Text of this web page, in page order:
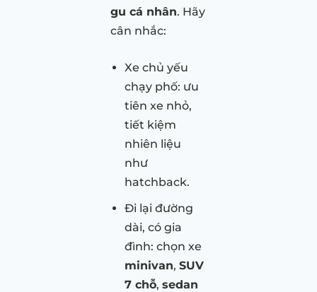
gu cá nhân. Hãy
cân nhắc:
Xe chủ yếu
chạy phố: ưu
tiên xe nhỏ,
tiết kiệm
nhiên liệu
như
hatchback.
Đi lại đường
dài, có gia
đình: chọn xe
minivan, SUV
7 chỗ, sedan